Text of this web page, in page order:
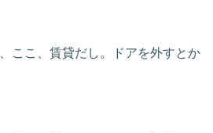
ここ、賃貸だし。ドアを外すとか